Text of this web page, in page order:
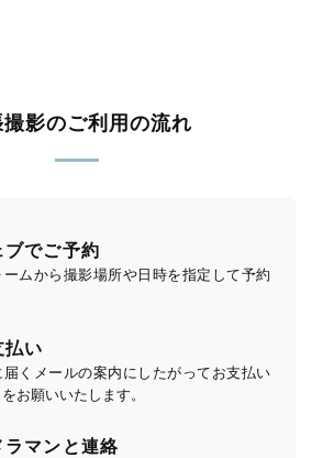
撮影のご利用の流れ
ブでご予約
ームから撮影場所や日時を指定して予約
払い
届くメールの案内にしたがってお支払い
お願いいたします。
ラマンと連絡